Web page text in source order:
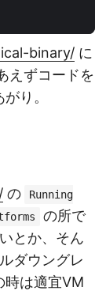
binary/ に
えずコードを
り。
の
Running
の所で
とか、そん
ダウングレ
時は適宜VM